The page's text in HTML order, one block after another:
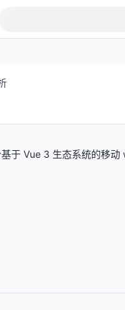
Vue 3 生态系统的移动